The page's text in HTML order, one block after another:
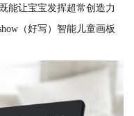
能让宝宝发挥超常创造力
（好写）智能儿童画板